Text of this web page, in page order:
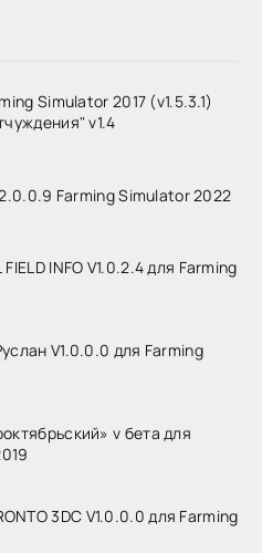
Simulator 2017 (v1.5.3.1)
v1.4
Farming Simulator 2022
INFO V1.0.2.4 для Farming
V1.0.0.0 для Farming
v бета для
3DC V1.0.0.0 для Farming